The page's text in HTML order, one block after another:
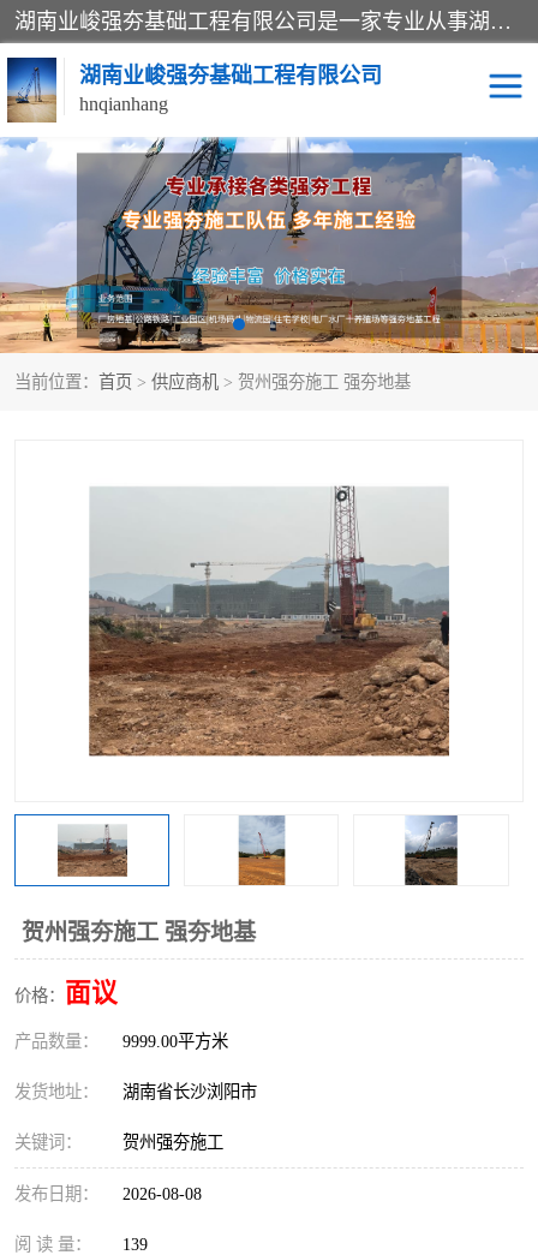
湖南业峻强夯基础工程有限公司是一家专业从事湖南强夯基础工程、强夯机租赁，地基处理的施工单位。业务覆盖：湖南、广东，江西等地。可承接1000KN.m-25000KN.m强夯（置换）工程。公司创始人是国内较早期从事强夯施工的建设者，经过多年的一步一个脚印的发展，在行业内具有较高的度和良好的口碑。
湖南业峻强夯基础工程有限公司
hnqianhang
当前位置： 首页 > 供应商机 > 贺州强夯施工 强夯地基
贺州强夯施工 强夯地基
价格： 面议
产品数量： 9999.00平方米
发货地址： 湖南省长沙浏阳市
关键词： 贺州强夯施工
发布日期： 2026-08-08
阅 读 量： 139
强夯施工案例 强夯机租赁
强夯施工工程 强夯施工队伍
强夯队伍